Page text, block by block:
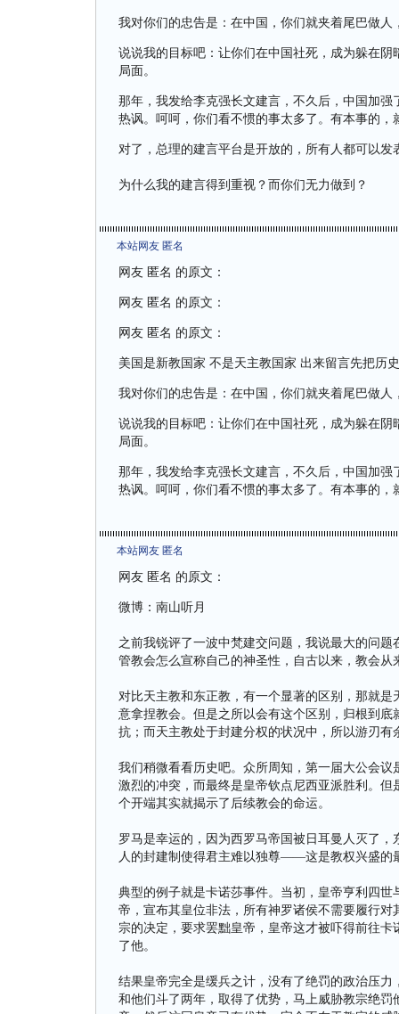
我对你们的忠告是：在中国，你们就夹着尾巴做人
说说我的目标吧：让你们在中国社死，成为躲在
局面。
那年，我发给李克强长文建言，不久后，中国加
热讽。呵呵，你们看不惯的事太多了。有本事的，
对了，总理的建言平台是开放的，所有人都可以发
为什么我的建言得到重视？而你们无力做到？
本站网友 匿名
网友 匿名 的原文：
网友 匿名 的原文：
网友 匿名 的原文：
美国是新教国家 不是天主教国家 出来留言先把历
我对你们的忠告是：在中国，你们就夹着尾巴做人
说说我的目标吧：让你们在中国社死，成为躲在
局面。
那年，我发给李克强长文建言，不久后，中国加
热讽。呵呵，你们看不惯的事太多了。有本事的，
本站网友 匿名
网友 匿名 的原文：
微博：南山听月
之前我锐评了一波中梵建交问题，我说最大的问
管教会怎么宣称自己的神圣性，自古以来，教会
对比天主教和东正教，有一个显著的区别，那就
意拿捏教会。但是之所以会有这个区别，归根到
抗；而天主教处于封建分权的状况中，所以游刃有
我们稍微看看历史吧。众所周知，第一届大公会
激烈的冲突，而最终是皇帝钦点尼西亚派胜利。
个开端其实就揭示了后续教会的命运。
罗马是幸运的，因为西罗马帝国被日耳曼人灭了
人的封建制使得君主难以独尊——这是教权兴盛的
典型的例子就是卡诺莎事件。当初，皇帝亨利四
帝，宣布其皇位非法，所有神罗诸侯不需要履行
宗的决定，要求罢黜皇帝，皇帝这才被吓得前往
了他。
结果皇帝完全是缓兵之计，没有了绝罚的政治压
和他们斗了两年，取得了优势，马上威胁教宗绝